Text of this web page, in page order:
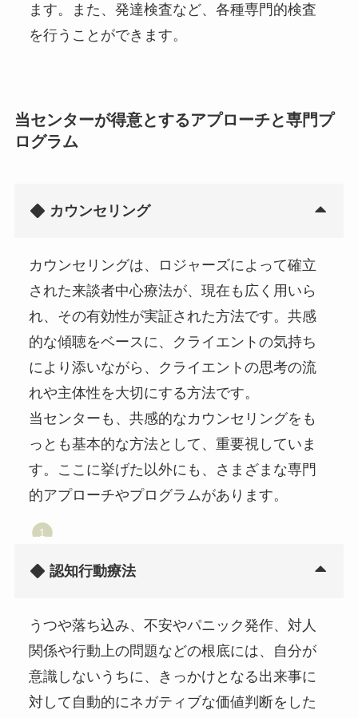
ます。また、発達検査など、各種専門的検査
を行うことができます。
当センターが得意とするアプローチと専門プ
ログラム
カウンセリング
カウンセリングは、ロジャーズによって確立
された来談者中心療法が、現在も広く用いら
れ、その有効性が実証された方法です。共感
的な傾聴をベースに、クライエントの気持ち
により添いながら、クライエントの思考の流
れや主体性を大切にする方法です。
当センターも、共感的なカウンセリングをも
っとも基本的な方法として、重要視していま
す。ここに挙げた以外にも、さまざまな専門
的アプローチやプログラムがあります。
認知行動療法
うつや落ち込み、不安やパニック発作、対人
関係や行動上の問題などの根底には、自分が
意識しないうちに、きっかけとなる出来事に
対して自動的にネガティブな価値判断をした